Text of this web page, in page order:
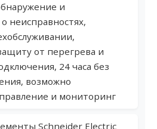
и
неисправностях,
от перегрева и
24 часа без
возможно
и мониторинг
Schneider Electric